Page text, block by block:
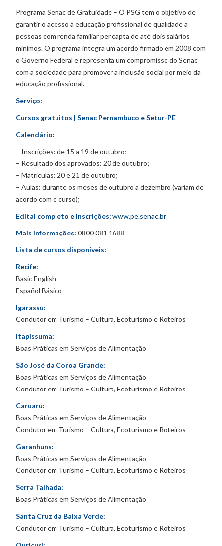
Programa Senac de Gratuidade – O PSG tem o objetivo de
garantir o acesso à educação profissional de qualidade a
pessoas com renda familiar per capta de até dois salários
mínimos. O programa integra um acordo firmado em 2008 com
o Governo Federal e representa um compromisso do Senac
com a sociedade para promover a inclusão social por meio da
educação profissional.
Serviço:
Cursos gratuitos | Senac Pernambuco e Setur-PE
Calendário:
– Inscrições: de 15 a 19 de outubro;
– Resultado dos aprovados: 20 de outubro;
– Matrículas: 20 e 21 de outubro;
– Aulas: durante os meses de outubro a dezembro (variam de
acordo com o curso);
Edital completo e Inscrições: www.pe.senac.br
Mais informações: 0800 081 1688
Lista de cursos disponíveis:
Recife:
Basic English
Español Básico
Igarassu:
Condutor em Turismo – Cultura, Ecoturismo e Roteiros
Itapissuma:
Boas Práticas em Serviços de Alimentação
São José da Coroa Grande:
Boas Práticas em Serviços de Alimentação
Condutor em Turismo – Cultura, Ecoturismo e Roteiros
Caruaru:
Boas Práticas em Serviços de Alimentação
Condutor em Turismo – Cultura, Ecoturismo e Roteiros
Garanhuns:
Boas Práticas em Serviços de Alimentação
Condutor em Turismo – Cultura, Ecoturismo e Roteiros
Serra Talhada:
Boas Práticas em Serviços de Alimentação
Santa Cruz da Baixa Verde:
Condutor em Turismo – Cultura, Ecoturismo e Roteiros